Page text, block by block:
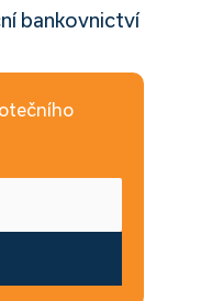
bankovnictví